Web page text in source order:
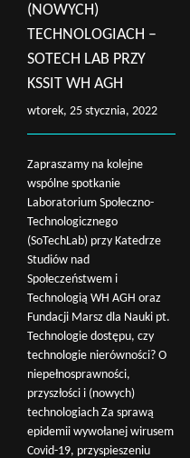
(NOWYCH)
TECHNOLOGIACH –
SOTECH LAB PRZY
KSSIT WH AGH
wtorek, 25 stycznia, 2022
Zapraszamy na kolejne
wspólne spotkanie
Laboratorium Społeczno-
Technologicznego
(SoTechLab) przy Katedrze
Studiów nad
Społeczeństwem i
Technologią WH AGH oraz
Fundacji Marsz dla Nauki pt.
Technologie dostępu, czy
technologie nierówności? O
niepełnosprawności,
przyszłości i (nowych)
technologiach Za sprawą
epidemii wywołanej wirusem
Covid-19, przyspieszeniu